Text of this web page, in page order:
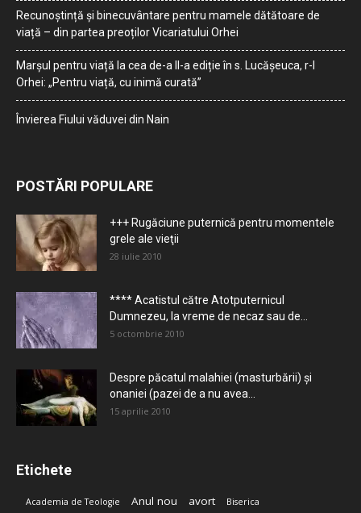
Recunoștință și binecuvântare pentru mamele dătătoare de
viață – din partea preoților Vicariatului Orhei
Marșul pentru viață la cea de-a II-a ediție în s. Lucășeuca, r-l
Orhei: „Pentru viață, cu inimă curată”
Învierea Fiului văduvei din Nain
POSTĂRI POPULARE
+++ Rugăciune puternică pentru momentele
grele ale vieţii
28 iulie 2010
**** Acatistul către Atotputernicul
Dumnezeu, la vreme de necaz sau de...
5 octombrie 2010
Despre păcatul malahiei (masturbării) şi
onaniei (pazei de a nu avea...
15 aprilie 2010
Etichete
Academia de Teologie Anul nou avort Biserica